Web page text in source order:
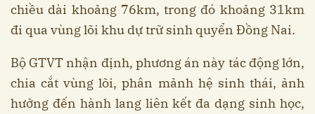
chiều dài khoảng 76km, trong đó khoảng 31km
đi qua vùng lõi khu dự trữ sinh quyển Đồng Nai.
Bộ GTVT nhận định, phương án này tác động lớn,
chia cắt vùng lõi, phân mảnh hệ sinh thái, ảnh
hưởng đến hành lang liên kết đa dạng sinh học,